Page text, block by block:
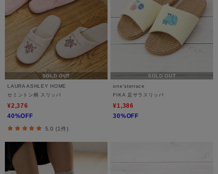
SOLD OUT
LAURA ASHLEY HOME
セミントン柄 スリッパ
¥2,376
40%OFF
5.0 (1件)
SOLD OUT
one'sterrace
FIKA 足サラスリッパ
¥1,386
30%OFF